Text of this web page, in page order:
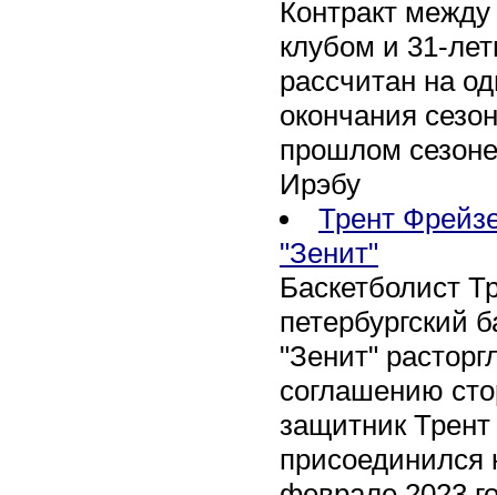
Контракт между
клубом и 31-
рассчитан на
окончания
прошлом
Ирэбу
Трент
"Зенит"
Баскетболист
петербургский
"Зенит"
соглашению
защитник
присоединился